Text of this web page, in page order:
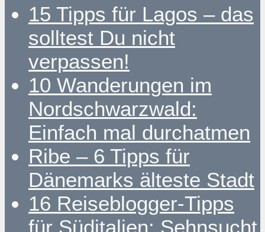
15 Tipps für Lagos – das
solltest Du nicht
verpassen!
10 Wanderungen im
Nordschwarzwald:
Einfach mal durchatmen
Ribe – 6 Tipps für
Dänemarks älteste Stadt
16 Reiseblogger-Tipps
für Süditalien: Sehnsucht